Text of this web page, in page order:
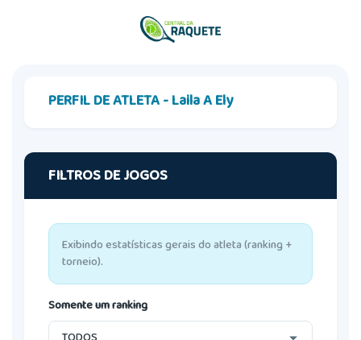
PERFIL DE ATLETA - Laila A Ely
FILTROS DE JOGOS
Exibindo estatísticas gerais do atleta (ranking +
torneio).
Somente um ranking